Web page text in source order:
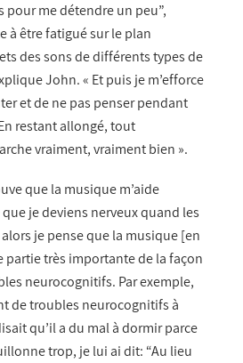
pour me détendre un peu”,
à être fatigué sur le plan
des sons de différents types de
John. « Et puis je m’efforce
et de ne pas penser pendant
restant allongé, tout
vraiment, vraiment bien ».
que la musique m’aide
je deviens nerveux quand les
je pense que la musique [en
très importante de la façon
neurocognitifs. Par exemple,
de troubles neurocognitifs à
qu’il a du mal à dormir parce
trop, je lui ai dit: “Au lieu